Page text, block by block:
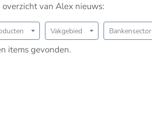
overzicht van Alex nieuws:
Vakgebied Bankensector
items gevonden.